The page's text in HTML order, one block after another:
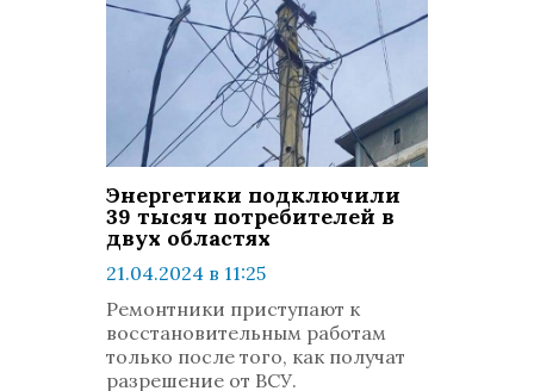
Энергетики подключили
39 тысяч потребителей в
двух областях
21.04.2024 в 11:25
комментариев: 0
Ремонтники приступают к
восстановительным работам
только после того, как получат
разрешение от ВСУ.